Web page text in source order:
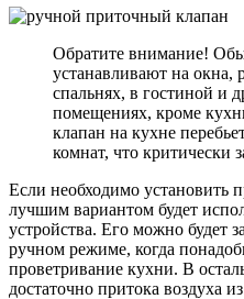
Обратите внимание!
устанавливают на окна,
спальнях, в гостиной и
помещениях, кроме
клапан на кухне
комнат, что критически
Если необходимо установить
лучшим вариантом будет
устройства. Его можно будет
ручном режиме, когда
проветривание кухни. В
достаточно притока воздуха